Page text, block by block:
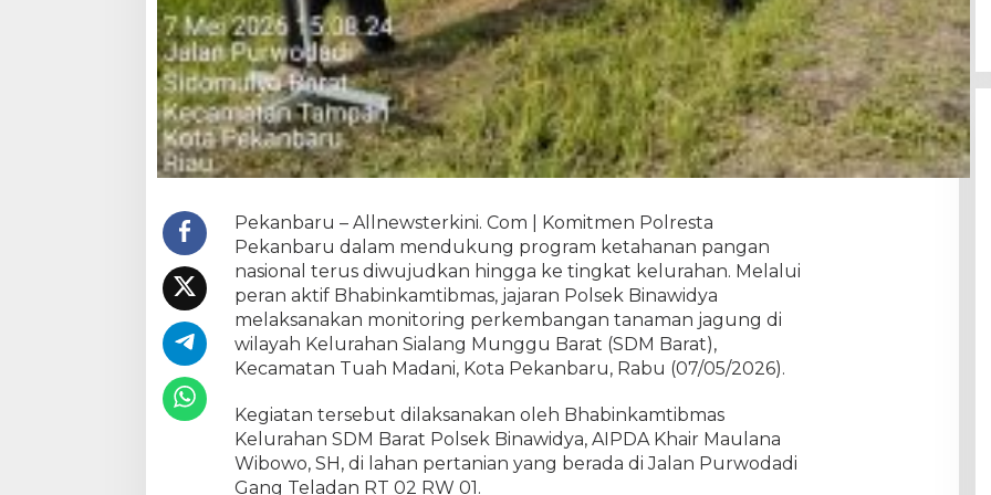
P
a
n
g
a
n
N
a
s
o
n
a
l
,
B
h
n
k
Pekanbaru – Allnewsterkini. Com | Komitmen Polresta
Pekanbaru dalam mendukung program ketahanan pangan
nasional terus diwujudkan hingga ke tingkat kelurahan. Melalui
peran aktif Bhabinkamtibmas, jajaran Polsek Binawidya
melaksanakan monitoring perkembangan tanaman jagung di
wilayah Kelurahan Sialang Munggu Barat (SDM Barat),
Kecamatan Tuah Madani, Kota Pekanbaru, Rabu (07/05/2026).
Kegiatan tersebut dilaksanakan oleh Bhabinkamtibmas
Kelurahan SDM Barat Polsek Binawidya, AIPDA Khair Maulana
Wibowo, SH, di lahan pertanian yang berada di Jalan Purwodadi
Gang Teladan RT 02 RW 01.